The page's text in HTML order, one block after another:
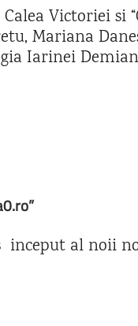
Victoriei si
Mariana
Iarinei
al noii